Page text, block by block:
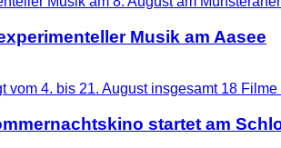
Musik am Aasee
startet am